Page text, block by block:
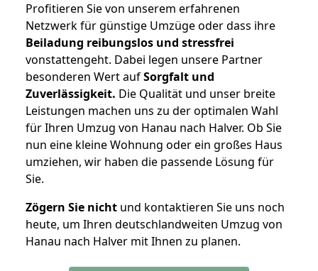
Profitieren Sie von unserem erfahrenen
Netzwerk für günstige Umzüge oder dass ihre
Beiladung reibungslos und stressfrei
vonstattengeht. Dabei legen unsere Partner
besonderen Wert aufSorgfalt und
Zuverlässigkeit. Die Qualität und unser breite
Leistungen machen uns zu der optimalen Wahl
für Ihren Umzug von Hanau nach Halver. Ob Sie
nun eine kleine Wohnung oder ein großes Haus
umziehen, wir haben die passende Lösung für
Sie.
Zögern Sie nicht und kontaktieren Sie uns noch
heute, um Ihren deutschlandweiten Umzug von
Hanau nach Halver mit Ihnen zu planen.